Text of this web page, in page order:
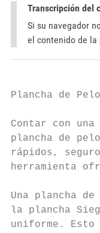
Transcripción del
Si su navegador
el contenido de la
Plancha de
Contar con
plancha de
rápidos,
herramienta
Una plancha
la plancha
uniforme. Esto